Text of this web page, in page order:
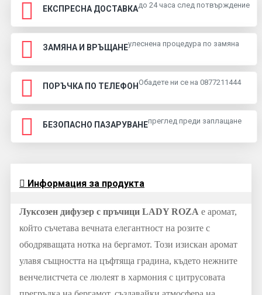
ЕКСПРЕСНА ДОСТАВКАдо 24 часа след потвърждение
ЗАМЯНА И ВРЪЩАНЕулеснена процедура по замяна
ПОРЪЧКА ПО ТЕЛЕФОН Обадете ни се на 0877211444
БЕЗОПАСНО ПАЗАРУВАНЕпреглед преди заплащане
Информация за продукта
Луксозен дифузер с пръчици LADY ROZA е аромат,
който съчетава вечната елегантност на розите с
ободряващата нотка на бергамот. Този изискан аромат
улавя същността на цъфтяща градина, където нежните
венчелистчета се люлеят в хармония с цитрусовата